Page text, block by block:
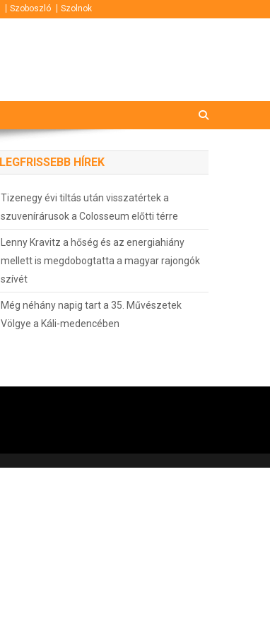
Szoboszló Szolnok
LEGFRISSEBB HÍREK
Tizenegy évi tiltás után visszatértek a
szuvenírárusok a Colosseum előtti térre
Lenny Kravitz a hőség és az energiahiány
mellett is megdobogtatta a magyar rajongók
szívét
Még néhány napig tart a 35. Művészetek
Völgye a Káli-medencében